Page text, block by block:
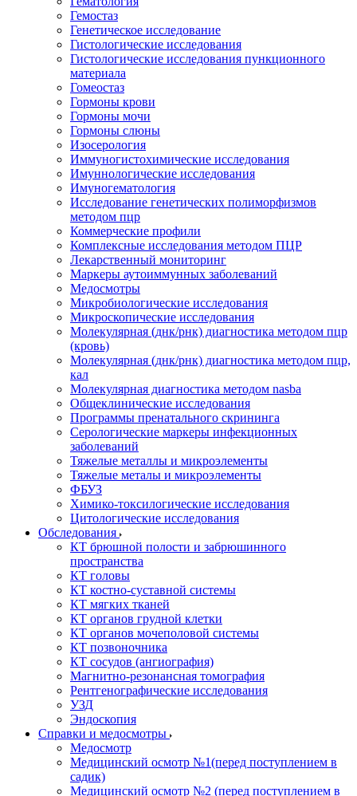
Гемостаз
Генетическое исследование
Гистологические исследования
Гистологические исследования пункционного
материала
Гомеостаз
Гормоны крови
Гормоны мочи
Гормоны слюны
Изосерология
Иммуногистохимические исследования
Имуннологические исследования
Имуногематология
Исследование генетических полиморфизмов
методом пцр
Коммерческие профили
Комплексные исследования методом ПЦР
Лекарственный мониторинг
Маркеры аутоиммунных заболеваний
Медосмотры
Микробиологические исследования
Микроскопические исследования
Молекулярная (днк/рнк) диагностика методом пцр
(кровь)
Молекулярная (днк/рнк) диагностика методом пцр,
кал
Молекулярная диагностика методом nasba
Общеклинические исследования
Программы пренатального скрининга
Серологические маркеры инфекционных
заболеваний
Тяжелые металлы и микроэлементы
Тяжелые металы и микроэлементы
ФБУЗ
Химико-токсилогические исследования
Цитологические исследования
Обследования
КТ брюшной полости и забрюшинного
пространства
КТ головы
КТ костно-суставной системы
КТ мягких тканей
КТ органов грудной клетки
КТ органов мочеполовой системы
КТ позвоночника
КТ сосудов (ангиография)
Магнитно-резонансная томография
Рентгенографические исследования
УЗД
Эндоскопия
Справки и медосмотры
Медосмотр
Медицинский осмотр №1(перед поступлением в
садик)
Медицинский осмотр №2 (перед поступлением в